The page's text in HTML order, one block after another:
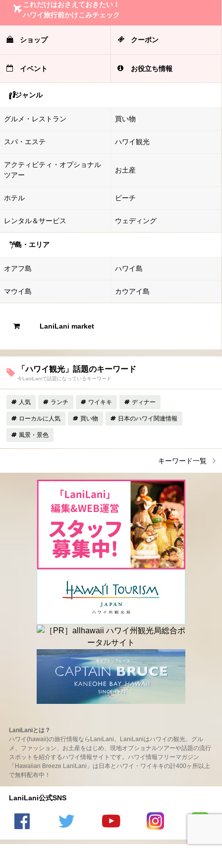
これだけはおさえておきたい！
ハワイ旅行前かけこみチェック
ショップ クーポン
イベント お役立ち情報
ジャンル
グルメ・レストラン 買い物
スパ・エステ ハワイ観光
アクティビティ・オプショナル
ツアー
お土産
ホテル ビーチ
レンタル＆サービス ウェディング
島・エリア
オアフ島 ハワイ島
マウイ島 カウアイ島
LaniLani market
「ハワイ観光」話題のキーワード
今LaniLaniで話題になっているキーワード
人気 ランチ ワイキキ ディナー
ローカルに人気 買い物 日本のハワイ関連情報
風景・景色
キーワード一覧
LaniLaniとは？
ハワイ(hawaii)の旅行情報ならLaniLani。LaniLaniはハワイの観光、グル
メ、ファッション、お土産をはじめ、現地オプショナルツアーや話題の流行
スポットを紹介するハワイ情報サイトです。ハワイ情報フリーマガジン
「Hawaiian Breeze LaniLani」は日本とハワイ・ワイキキの計400ヶ所以上
で無料配布中！
LaniLani公式SNS
の
のtwitter
の
LaniLani
LaniLani